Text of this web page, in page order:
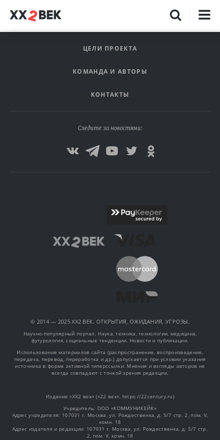
ЦЕЛИ ПРОЕКТА
КОМАНДА И АВТОРЫ
КОНТАКТЫ
Следите за новостями:
© 2014 — 2025 XX2 ВЕК. ОТКРЫТИЯ, ОЖИДАНИЯ, УГРОЗЫ.
Научно-популярный портал. Наука, техника, технологии, медицина,
футурология, социальные тенденции. Новости и публикации.
Использование материалов сайта (распространение, воспроизведение,
передача, перевод, переработка и др.) допускается при условии указания
источника в форме активной гиперссылки. Мнения и взгляды авторов не
всегда совпадают с точкой зрения редакции.
Издание «XX2 век» («22 век», https://22century.ru)
Учредитель: OOO «КОММУНИКЕЙК»
Адрес учредителя: 107031 г. Москва, ул. Рождественка, д. 5/7 стр. 2, пом. V,
комн. 18
Адрес издателя и редакции: 107031 г. Москва, ул. Рождественка, д. 5/7 стр.
2, пом. V, комн. 18